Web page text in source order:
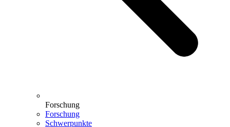
Forschung
Forschung
Schwerpunkte